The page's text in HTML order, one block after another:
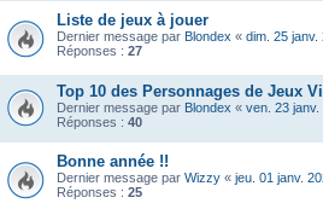
Liste de jeux à jouer
Dernier message par Blondex « dim. 25 janv.
Réponses : 27
Top 10 des Personnages de Jeux
Dernier message par Blondex « ven. 23 janv.
Réponses : 40
Bonne année !!
Dernier message par Wizzy « jeu. 01 janv.
Réponses : 25